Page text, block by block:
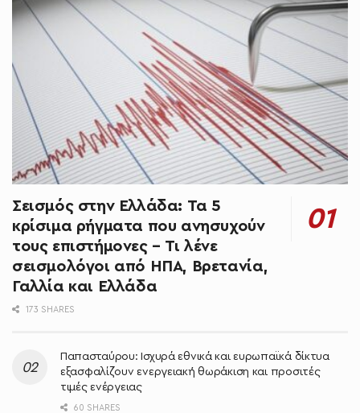
Σεισμός στην Ελλάδα: Τα 5
κρίσιμα ρήγματα που ανησυχούν
τους επιστήμονες – Τι λένε
σεισμολόγοι από ΗΠΑ, Βρετανία,
Γαλλία και Ελλάδα
173 SHARES
Παπασταύρου: Ισχυρά εθνικά και ευρωπαϊκά δίκτυα
εξασφαλίζουν ενεργειακή θωράκιση και προσιτές
τιμές ενέργειας
60 SHARES